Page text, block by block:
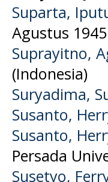
Suparta,
Agustus
Suprayitno,
(Indonesia)
Suryadima,
Susanto,
Susanto,
Persada
Susetyo,